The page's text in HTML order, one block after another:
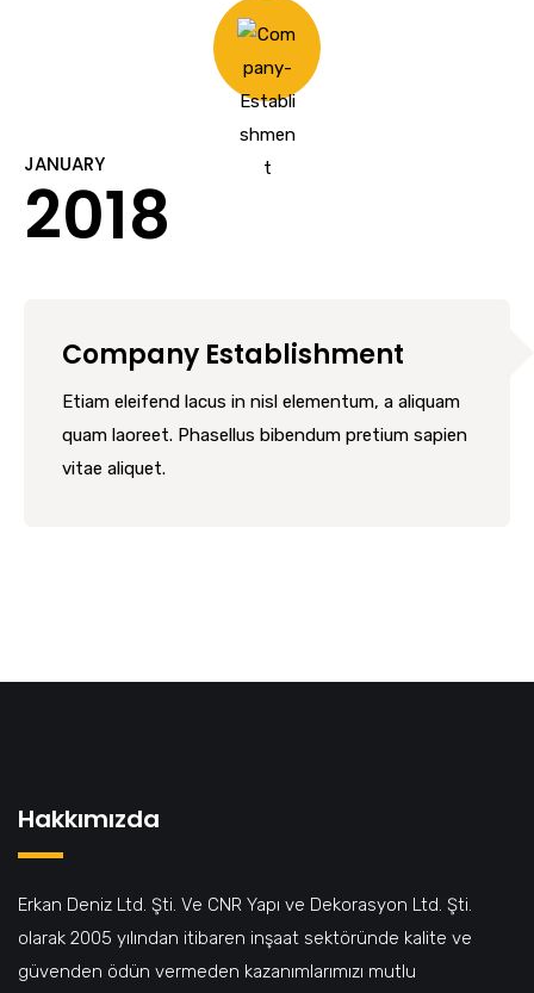
JANUARY
2018
Company Establishment
Etiam eleifend lacus in nisl elementum, a aliquam
quam laoreet. Phasellus bibendum pretium sapien
vitae aliquet.
Hakkımızda
Erkan Deniz Ltd. Şti. Ve CNR Yapı ve Dekorasyon Ltd. Şti.
olarak 2005 yılından itibaren inşaat sektöründe kalite ve
güvenden ödün vermeden kazanımlarımızı mutlu